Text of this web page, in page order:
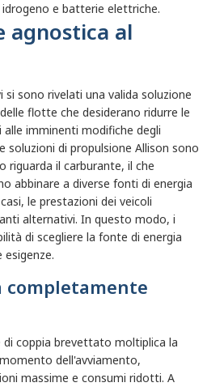
e batterie elettriche.
agnostica al
sono rivelati una valida soluzione
flotte che desiderano ridurre le
alle imminenti modifiche degli
soluzioni di propulsione Allison sono
riguarda il carburante, il che
abbinare a diverse fonti di energia
le prestazioni dei veicoli
alternativi. In questo modo, i
di scegliere la fonte di energia
completamente
coppia brevettato moltiplica la
dell'avviamento,
massime e consumi ridotti. A